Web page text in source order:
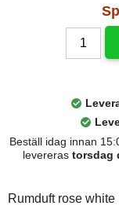
Beställ idag innan
levereras torsdag
Rumduft rose